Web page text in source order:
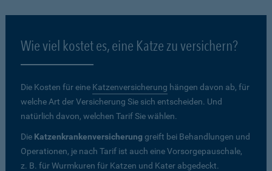
Wie viel kostet es, eine Katze zu versichern?
Die Kosten für eine Katzenversicherung hängen davon ab, für
welche Art der Versicherung Sie sich entscheiden. Und
natürlich davon, welchen Tarif Sie wählen.
Die Katzenkrankenversicherung greift bei Behandlungen und
Operationen, je nach Tarif ist auch eine Vorsorgepauschale,
z. B. für Wurmkuren für Katzen und Kater abgedeckt.